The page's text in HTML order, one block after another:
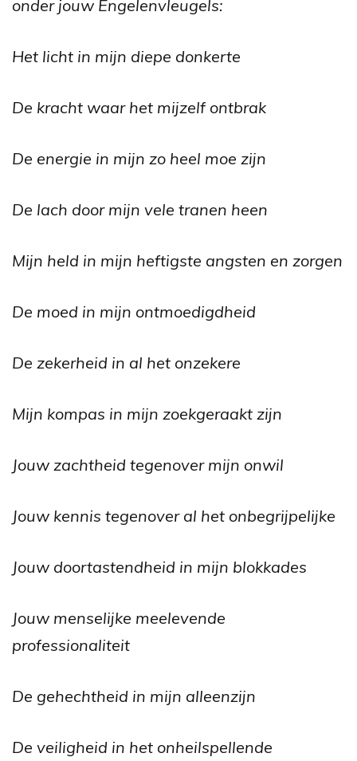
onder jouw Engelenvleugels:
Het licht in mijn diepe donkerte
De kracht waar het mijzelf ontbrak
De energie in mijn zo heel moe zijn
De lach door mijn vele tranen heen
Mijn held in mijn heftigste angsten en zorgen
De moed in mijn ontmoedigdheid
De zekerheid in al het onzekere
Mijn kompas in mijn zoekgeraakt zijn
Jouw zachtheid tegenover mijn onwil
Jouw kennis tegenover al het onbegrijpelijke
Jouw doortastendheid in mijn blokkades
Jouw menselijke meelevende
professionaliteit
De gehechtheid in mijn alleenzijn
De veiligheid in het onheilspellende